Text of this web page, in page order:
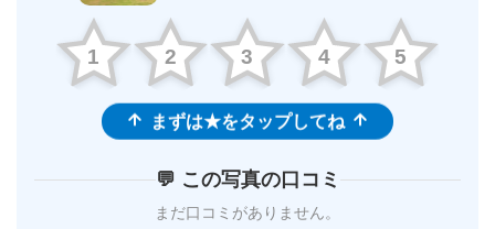
1 2 3 4 5
まずは★をタップしてね
💬 この写真の口コミ
まだ口コミがありません。